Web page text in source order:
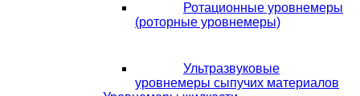
Ротационные уровнемеры
(роторные уровнемеры)
Ультразвуковые
уровнемеры сыпучих материалов